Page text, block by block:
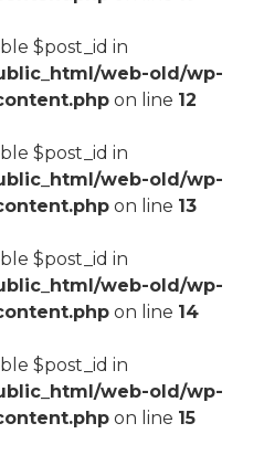
$post_id in
web-old/wp-
on line 12
$post_id in
web-old/wp-
on line 13
$post_id in
web-old/wp-
on line 14
$post_id in
web-old/wp-
on line 15